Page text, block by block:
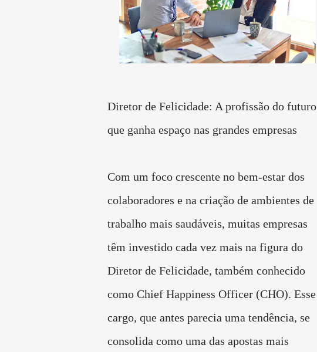
Diretor de Felicidade: A profissão do futuro
que ganha espaço nas grandes empresas
Com um foco crescente no bem-estar dos
colaboradores e na criação de ambientes de
trabalho mais saudáveis, muitas empresas
têm investido cada vez mais na figura do
Diretor de Felicidade, também conhecido
como Chief Happiness Officer (CHO). Esse
cargo, que antes parecia uma tendência, se
consolida como uma das apostas mais